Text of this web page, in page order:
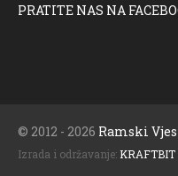
PRATITE NAS NA
© 2012 - 2026 Ramski
Izrada i održavanje: